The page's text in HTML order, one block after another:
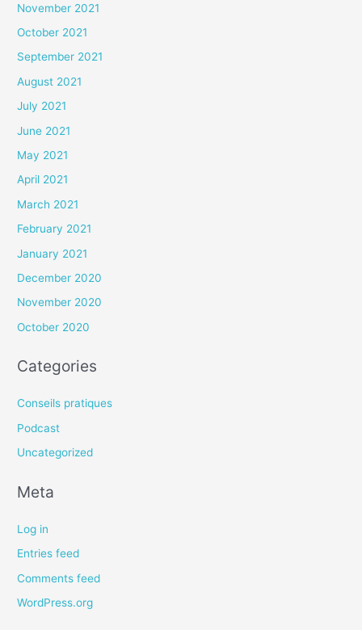
November 2021
October 2021
September 2021
August 2021
July 2021
June 2021
May 2021
April 2021
March 2021
February 2021
January 2021
December 2020
November 2020
October 2020
Categories
Conseils pratiques
Podcast
Uncategorized
Meta
Log in
Entries feed
Comments feed
WordPress.org